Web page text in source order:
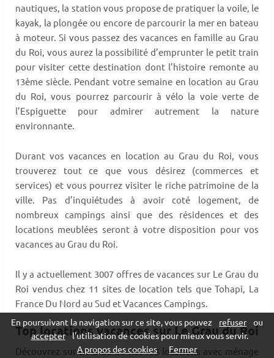
nautiques, la station vous propose de pratiquer la voile, le
kayak, la plongée ou encore de parcourir la mer en bateau
à moteur. Si vous passez des vacances en famille au Grau
du Roi, vous aurez la possibilité d’emprunter le petit train
pour visiter cette destination dont l’histoire remonte au
13ème siècle. Pendant votre semaine en location au Grau
du Roi, vous pourrez parcourir à vélo la voie verte de
l’Espiguette pour admirer autrement la nature
environnante.
Durant vos vacances en location au Grau du Roi, vous
trouverez tout ce que vous désirez (commerces et
services) et vous pourrez visiter le riche patrimoine de la
ville. Pas d’inquiétudes à avoir coté logement, de
nombreux campings ainsi que des résidences et des
locations meublées seront à votre disposition pour vos
vacances au Grau du Roi.
Il y a actuellement 3007 offres de vacances sur Le Grau du
Roi vendus chez 11 sites de location tels que Tohapi, La
France Du Nord au Sud et Vacances Campings.
Top locations vacances sur Le Grau du Roi
Découvrez sur Le Grau du Roi 158 locations avec ménage
En poursuivant la navigation sur ce site, vous pouvez refuser
ou
accepter l'utilisation de cookies pour mieux vous servir.
A propos des cookies
Fermer